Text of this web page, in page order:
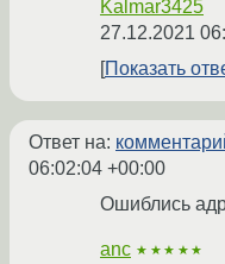
Kalmar3425
27.12.2021
Показать
Ответ на:
06:02:04 +00:00
Ошиблись
anc ★★★★★